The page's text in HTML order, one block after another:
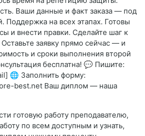
Ваши данные и факт заказа — под
Поддержка на всех этапах. Готовы
и внести правки. Сделайте шаг к
заявку прямо сейчас — и
и сроки выполнения второй
бесплатна! 💬 Пишите:
🌐 Заполнить форму:
best.net Ваш диплом — наша
готовую работу преподавателю,
по всем доступным и узнать,